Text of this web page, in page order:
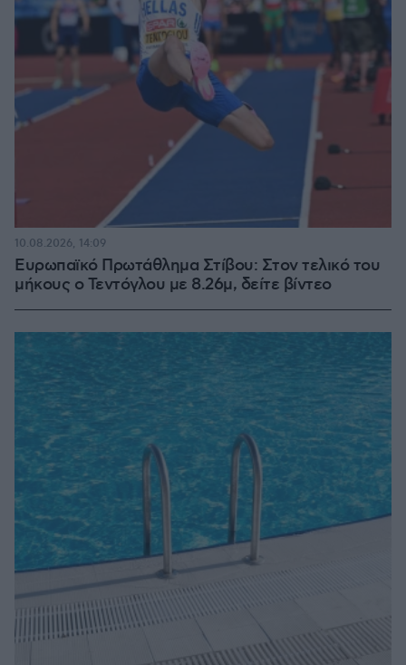
Ευρωπαϊκό Πρωτάθλημα Στίβου: Στον τελικό του
μήκους ο Τεντόγλου με 8.26μ, δείτε βίντεο
10.08.2026, 14:09